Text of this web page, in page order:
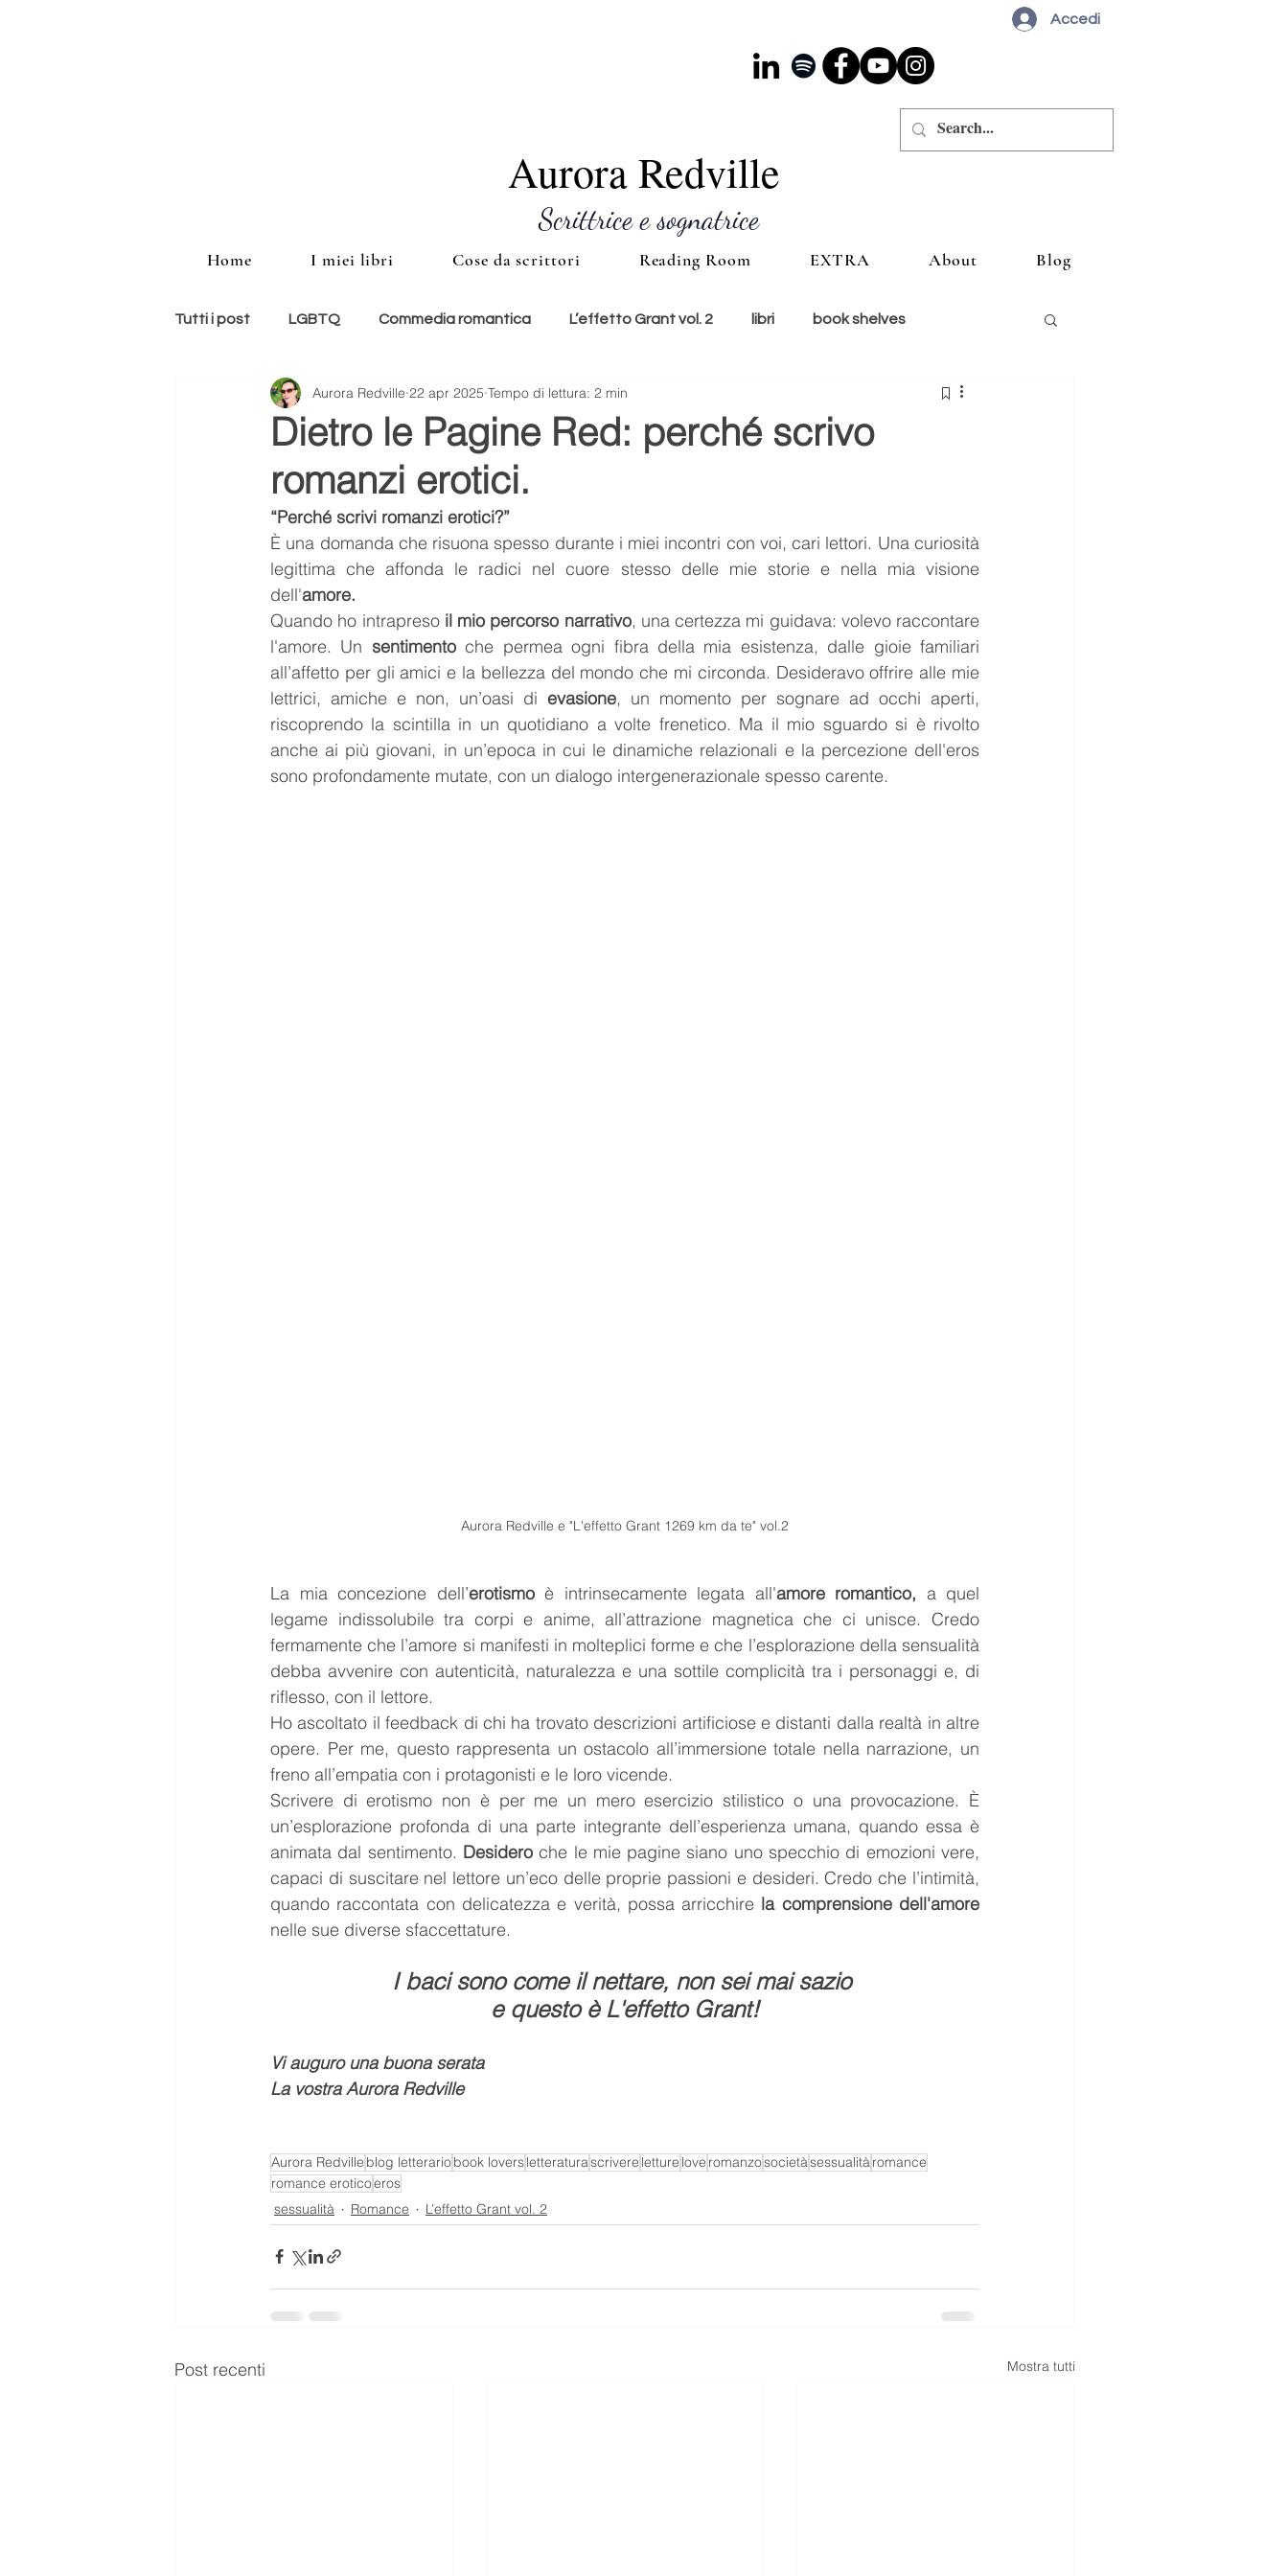
Accedi
Aurora Redville
Scrittrice e sognatrice
Home I miei libri Cose da scrittori Reading Room EXTRA About Blog
Tutti i post LGBTQ Commedia romantica L’effetto Grant vol. 2 libri book shelves
storie americane memoire lunedì copertina cultura ti consiglio un libro
Aurora ASMR Youtube
tendenze Scuola meditazione respiro namaste l'arte del relax Puppies
Letteratura Libro scandalo Romance Romanzo
Dietro le Pagine Red: perché scrivo
romanzi erotici.
Aurora Redville 22 apr 2025 Tempo di lettura: 2 min
“Perché scrivi romanzi erotici?”
È una domanda che risuona spesso durante i miei incontri con voi, cari lettori. Una curiosità
legittima che affonda le radici nel cuore stesso delle mie storie e nella mia visione
dell'amore.
Quando ho intrapreso il mio percorso narrativo, una certezza mi guidava: volevo raccontare
l'amore. Un sentimento che permea ogni fibra della mia esistenza, dalle gioie familiari
all’affetto per gli amici e la bellezza del mondo che mi circonda. Desideravo offrire alle mie
lettrici, amiche e non, un’oasi di evasione, un momento per sognare ad occhi aperti,
riscoprendo la scintilla in un quotidiano a volte frenetico. Ma il mio sguardo si è rivolto
anche ai più giovani, in un’epoca in cui le dinamiche relazionali e la percezione dell'eros
sono profondamente mutate, con un dialogo intergenerazionale spesso carente.
Aurora Redville e "L'effetto Grant 1269 km da te" vol.2
La mia concezione dell’erotismo è intrinsecamente legata all'amore romantico, a quel
legame indissolubile tra corpi e anime, all’attrazione magnetica che ci unisce. Credo
fermamente che l’amore si manifesti in molteplici forme e che l’esplorazione della sensualità
debba avvenire con autenticità, naturalezza e una sottile complicità tra i personaggi e, di
riflesso, con il lettore.
Ho ascoltato il feedback di chi ha trovato descrizioni artificiose e distanti dalla realtà in altre
opere. Per me, questo rappresenta un ostacolo all’immersione totale nella narrazione, un
freno all’empatia con i protagonisti e le loro vicende.
Scrivere di erotismo non è per me un mero esercizio stilistico o una provocazione. È
un’esplorazione profonda di una parte integrante dell’esperienza umana, quando essa è
animata dal sentimento. Desidero che le mie pagine siano uno specchio di emozioni vere,
capaci di suscitare nel lettore un’eco delle proprie passioni e desideri. Credo che l’intimità,
quando raccontata con delicatezza e verità, possa arricchire
nelle sue diverse sfaccettature.
I baci sono come il nettare, non sei mai sazio
e questo è L'effetto Grant!
Vi auguro una buona serata
La vostra Aurora Redville
Aurora Redville blog letterariobook loversletteraturascrivere letture love romanzosocietàsessualitàromance
romance eroticoeros
sessualità
Romance L’effetto Grant vol. 2
Post recenti Mostra tutti